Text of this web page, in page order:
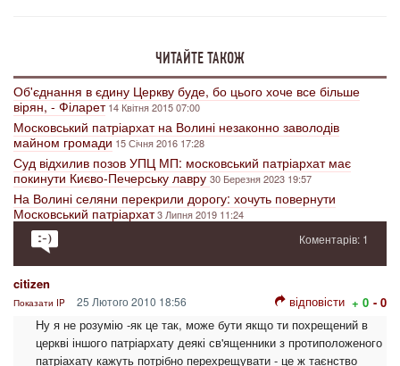
ЧИТАЙТЕ ТАКОЖ
Об'єднання в єдину Церкву буде, бо цього хоче все більше
вірян, - Філарет 14 Квітня 2015 07:00
Московський патріархат на Волині незаконно заволодів
майном громади 15 Січня 2016 17:28
Суд відхилив позов УПЦ МП: московський патріархат має
покинути Києво-Печерську лавру30 Березня 2023 19:57
На Волині селяни перекрили дорогу: хочуть повернути
Московський патріархат3 Липня 2019 11:24
Коментарів: 1
citizen
Показати IP 25 Лютого 2010 18:56 відповісти + 0 - 0
Ну я не розумію -як це так, може бути якщо ти похрещений в
церкві іншого патріархату деякі св'ященники з протиположеного
патріахату кажуть потрібно перехрещувати - це ж таєнство